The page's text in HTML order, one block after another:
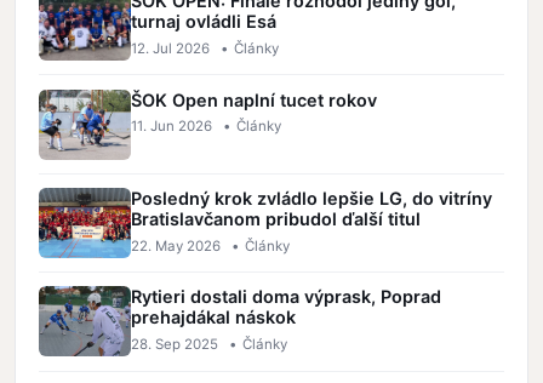
turnaj ovládli Esá
12. Jul 2026 • Články
ŠOK Open naplní tucet rokov
11. Jun 2026 • Články
Posledný krok zvládlo lepšie LG, do vitríny
Bratislavčanom pribudol ďalší titul
22. May 2026 • Články
Rytieri dostali doma výprask, Poprad
prehajdákal náskok
28. Sep 2025 • Články